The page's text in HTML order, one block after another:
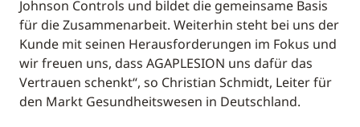
Johnson Controls und bildet die gemeinsame Basis
für die Zusammenarbeit. Weiterhin steht bei uns der
Kunde mit seinen Herausforderungen im Fokus und
wir freuen uns, dass AGAPLESION uns dafür das
Vertrauen schenkt“, so Christian Schmidt, Leiter für
den Markt Gesundheitswesen in Deutschland.